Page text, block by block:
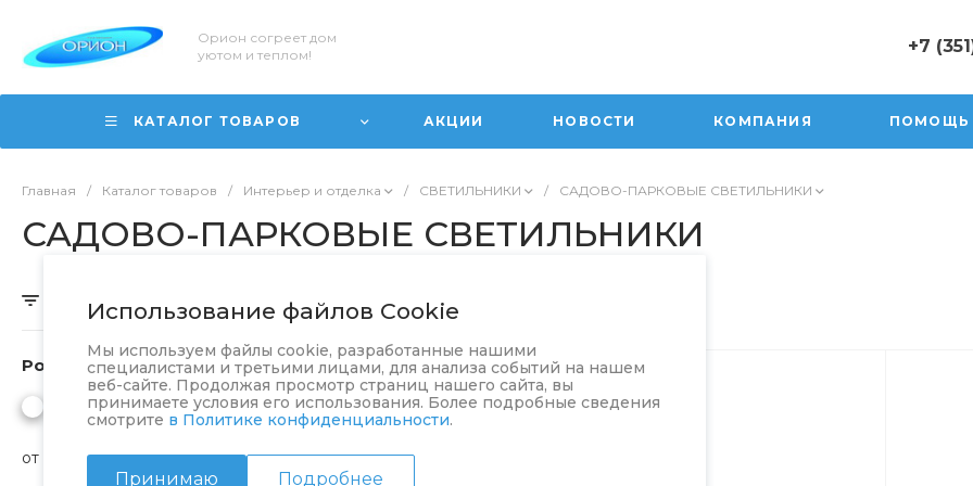
Орион согреет дом
уютом и теплом!
+7
+7 (351)
г. Юрюзань,
КАТАЛОГ ТОВАРОВ АКЦИИ НОВОСТИ КОМПАНИЯ ПОМОЩЬ
Главная / Каталог товаров / Интерьер и отделка / СВЕТИЛЬНИКИ / САДОВО-ПАРКОВЫЕ СВЕТИЛЬНИКИ
САДОВО-ПАРКОВЫЕ СВЕТИЛЬНИКИ
Использование файлов Cookie
Мы используем файлы cookie, разработанные нашими
специалистами и третьими лицами, для анализа событий на нашем
веб-сайте. Продолжая просмотр страниц нашего сайта, вы
принимаете условия его использования. Более подробные сведения
смотрите в Политике конфиденциальности.
Принимаю Подробнее
Скрыть фильтр
Розничная
от до